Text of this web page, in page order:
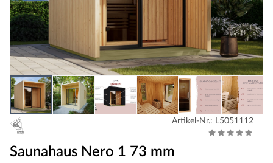
Artikel-Nr.: L5051112
Saunahaus Nero 1 73 mm